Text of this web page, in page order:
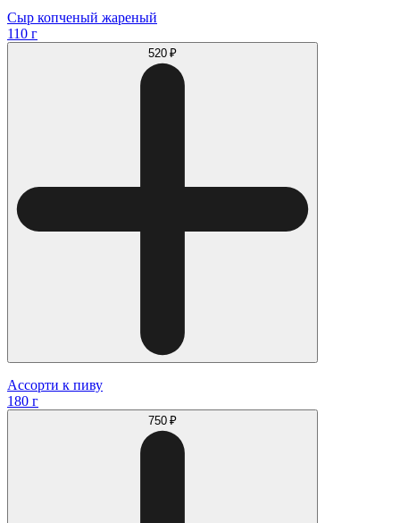
Сыр копченый жареный
110 г
520 ₽
Ассорти к пиву
180 г
750 ₽